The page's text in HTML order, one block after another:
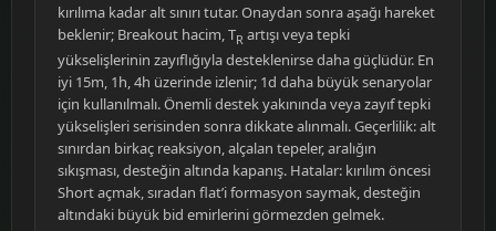
kırılıma kadar alt sınırı tutar. Onaydan sonra aşağı hareket
beklenir; Breakout hacim, TR artışı veya tepki
yükselişlerinin zayıflığıyla desteklenirse daha güçlüdür. En
iyi 15m, 1h, 4h üzerinde izlenir; 1d daha büyük senaryolar
için kullanılmalı. Önemli destek yakınında veya zayıf tepki
yükselişleri serisinden sonra dikkate alınmalı. Geçerlilik: alt
sınırdan birkaç reaksiyon, alçalan tepeler, aralığın
sıkışması, desteğin altında kapanış. Hatalar: kırılım öncesi
Short açmak, sıradan flat’i formasyon saymak, desteğin
altındaki büyük bid emirlerini görmezden gelmek.